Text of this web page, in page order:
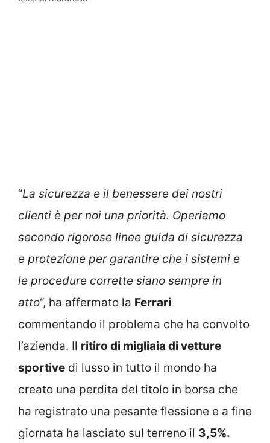
“La sicurezza e il benessere dei nostri
clienti è per noi una priorità. Operiamo
secondo rigorose linee guida di sicurezza
e protezione per garantire che i sistemi e
le procedure corrette siano sempre in
atto“, ha affermato la Ferrari
commentando il problema che ha convolto
l’azienda. Il ritiro di migliaia di vetture
sportive di lusso in tutto il mondo ha
creato una perdita del titolo in borsa che
ha registrato una pesante flessione e a fine
giornata ha lasciato sul terreno il 3,5%.